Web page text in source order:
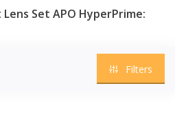
Set APO HyperPrime:
Filters